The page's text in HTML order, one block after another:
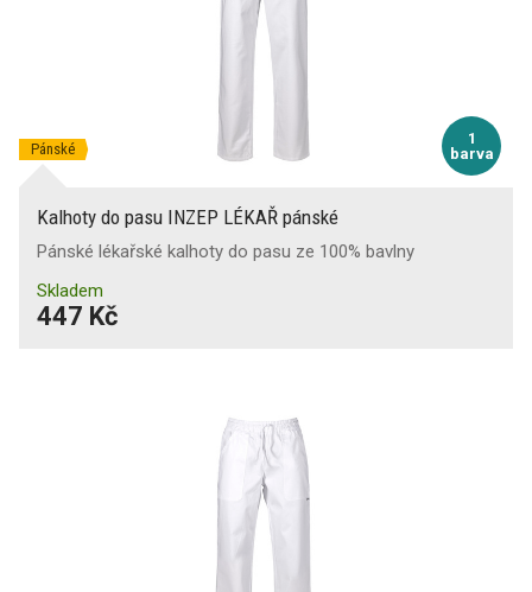
1
barva
Pánské
Kalhoty do pasu INZEP LÉKAŘ pánské
Pánské lékařské kalhoty do pasu ze 100% bavlny
Skladem
447 Kč